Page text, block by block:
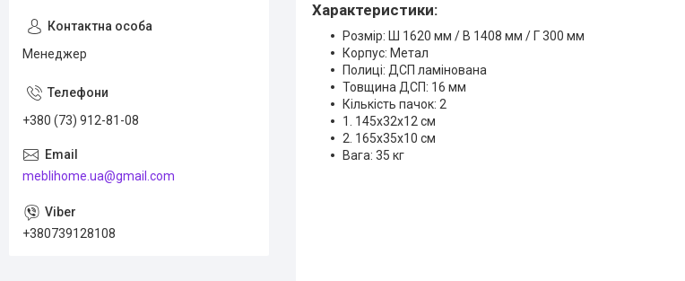
Характеристики:
Розмір: Ш 1620 мм / В 1408 мм / Г 300 мм
Корпус: Метал
Полиці: ДСП ламінована
Товщина ДСП: 16 мм
Кількість пачок: 2
1. 145х32х12 см
2. 165х35х10 см
Вага: 35 кг
Менеджер
+380 (73) 912-81-08
meblihome.ua@gmail.com
+380739128108